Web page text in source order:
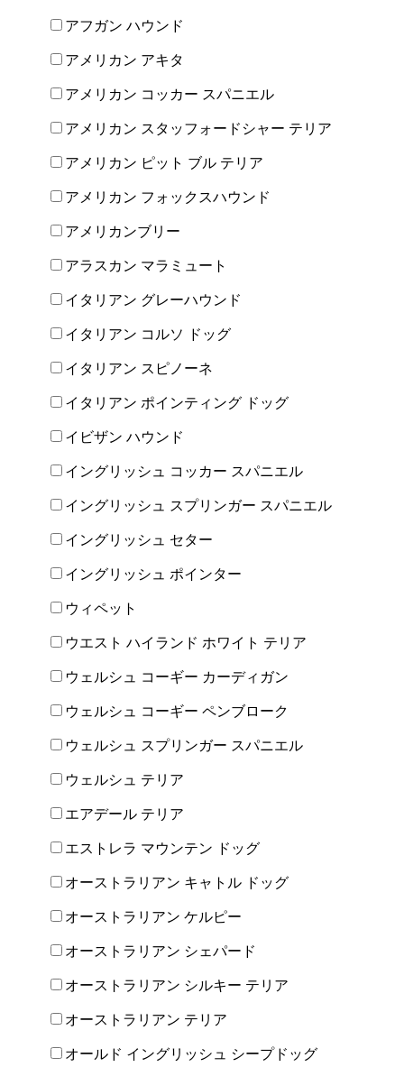
アフガン ハウンド
アメリカン アキタ
アメリカン コッカー スパニエル
アメリカン スタッフォードシャー テリア
アメリカン ピット ブル テリア
アメリカン フォックスハウンド
アメリカンブリー
アラスカン マラミュート
イタリアン グレーハウンド
イタリアン コルソ ドッグ
イタリアン スピノーネ
イタリアン ポインティング ドッグ
イビザン ハウンド
イングリッシュ コッカー スパニエル
イングリッシュ スプリンガー スパニエル
イングリッシュ セター
イングリッシュ ポインター
ウィペット
ウエスト ハイランド ホワイト テリア
ウェルシュ コーギー カーディガン
ウェルシュ コーギー ペンブローク
ウェルシュ スプリンガー スパニエル
ウェルシュ テリア
エアデール テリア
エストレラ マウンテン ドッグ
オーストラリアン キャトル ドッグ
オーストラリアン ケルピー
オーストラリアン シェパード
オーストラリアン シルキー テリア
オーストラリアン テリア
オールド イングリッシュ シープドッグ